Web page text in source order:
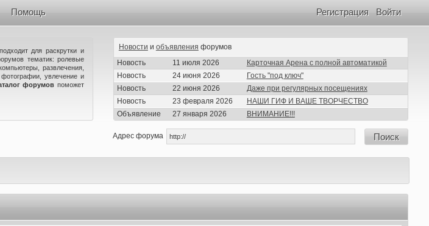
Помощь Войти
Регистрация
для раскрутки и
тематик: ролевые
развлечения,
увлечение и
форумов поможет
Новости и объявления форумов
Новость
11 июля 2026
Карточная Арена с полной автоматикой
Новость
24 июня 2026
Гость "под ключ"
Новость
22 июня 2026
Даже при регулярных посещениях
Новость
23 февраля 2026
НАШИ ГИФ И ВАШЕ ТВОРЧЕСТВО
Объявление
27 января 2026 ВНИМАНИЕ!!!
Адрес форума Поиск